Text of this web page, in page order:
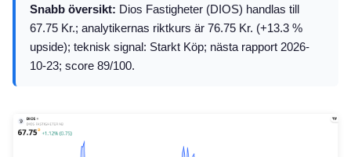
Snabb översikt: Dios Fastigheter (DIOS) handlas till
67.75 Kr.; analytikernas riktkurs är 76.75 Kr. (+13.3 %
upside); teknisk signal: Starkt Köp; nästa rapport 2026-
10-23; score 89/100.